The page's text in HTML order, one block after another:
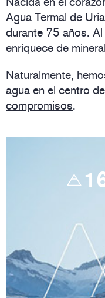
Agua Termal de
durante 75 años.
enriquece de
Naturalmente,
agua en el centro
compromisos.